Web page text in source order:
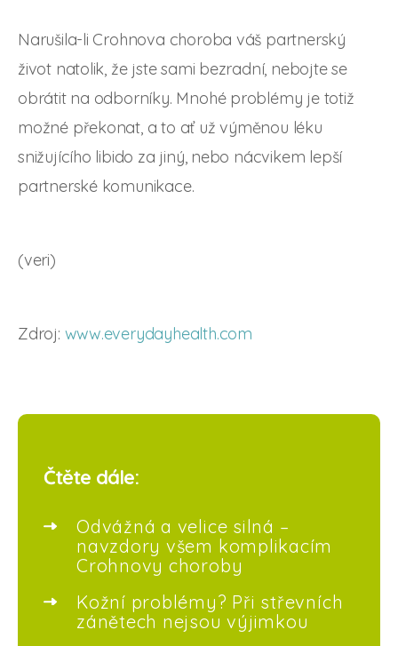
Čtěte dále:
Odvážná a velice silná –
navzdory všem komplikacím
Crohnovy choroby
Kožní problémy? Při střevních
zánětech nejsou výjimkou
Narušila-li Crohnova choroba váš partnerský
život natolik, že jste sami bezradní, nebojte se
obrátit na odborníky. Mnohé problémy je totiž
možné překonat, a to ať už výměnou léku
snižujícího libido za jiný, nebo nácvikem lepší
partnerské komunikace.
(veri)
Zdroj: www.everydayhealth.com